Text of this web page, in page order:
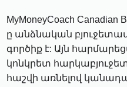
MyMoneyCoach Canadian
ը անձնական
գործիք է: Այն
կոնկրետ
հաշվի առնելով